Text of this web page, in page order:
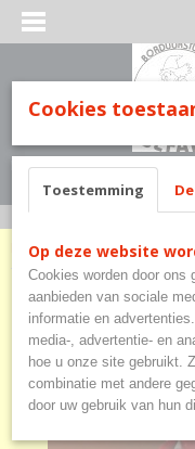
Inloggen Registreren
Home >Baby en kinderen>
Cookies
Toestemming
Op deze website
Cookies worden door ons
aanbieden van sociale
informatie en
media-, advertentie- en
hoe u onze site gebruikt.
combinatie met andere
door uw gebruik van hun